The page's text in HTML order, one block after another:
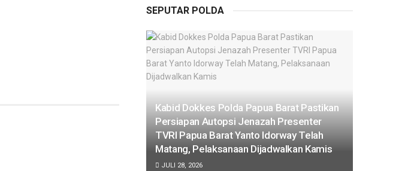
SEPUTAR POLDA
Kabid Dokkes Polda Papua Barat Pastikan
Persiapan Autopsi Jenazah Presenter
TVRI Papua Barat Yanto Idorway Telah
Matang, Pelaksanaan Dijadwalkan Kamis
JULI 28, 2026